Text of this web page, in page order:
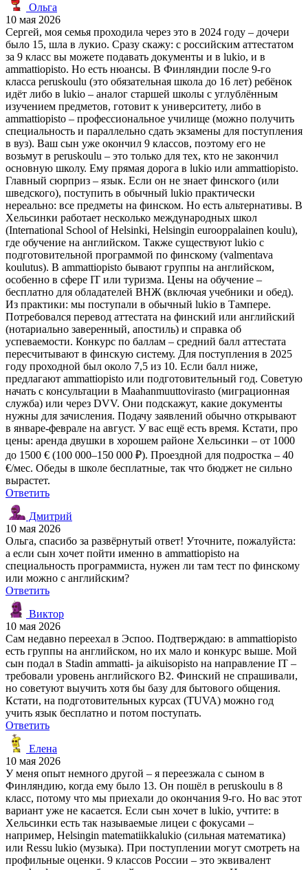
Ольга
10 мая 2026
Сергей, моя семья проходила через это в 2024 году – дочери
было 15, шла в лукио. Сразу скажу: с российским аттестатом
за 9 класс вы можете подавать документы и в lukio, и в
ammattiopisto. Но есть нюансы. В Финляндии после 9-го
класса peruskoulu (это обязательная школа до 16 лет) ребёнок
идёт либо в lukio – аналог старшей школы с углублённым
изучением предметов, готовит к университету, либо в
ammattiopisto – профессиональное училище (можно получить
специальность и параллельно сдать экзамены для поступления
в вуз). Ваш сын уже окончил 9 классов, поэтому его не
возьмут в peruskoulu – это только для тех, кто не закончил
основную школу. Ему прямая дорога в lukio или ammattiopisto.
Главный сюрприз – язык. Если он не знает финского (или
шведского), поступить в обычный lukio практически
нереально: все предметы на финском. Но есть альтернативы. В
Хельсинки работает несколько международных школ
(International School of Helsinki, Helsingin eurooppalainen koulu),
где обучение на английском. Также существуют lukio с
подготовительной программой по финскому (valmentava
koulutus). В ammattiopisto бывают группы на английском,
особенно в сфере IT или туризма. Цены на обучение –
бесплатно для обладателей ВНЖ (включая учебники и обед).
Из практики: мы поступали в обычный lukio в Тампере.
Потребовался перевод аттестата на финский или английский
(нотариально заверенный, апостиль) и справка об
успеваемости. Конкурс по баллам – средний балл аттестата
пересчитывают в финскую систему. Для поступления в 2025
году проходной был около 7,5 из 10. Если балл ниже,
предлагают ammattiopisto или подготовительный год. Советую
начать с консультации в Maahanmuuttovirasto (миграционная
служба) или через DVV. Они подскажут, какие документы
нужны для зачисления. Подачу заявлений обычно открывают
в январе-феврале на август. У вас ещё есть время. Кстати, про
цены: аренда двушки в хорошем районе Хельсинки – от 1000
до 1500 € (100 000–150 000 ₽). Проездной для подростка – 40
€/мес. Обеды в школе бесплатные, так что бюджет не сильно
вырастет.
Ответить
Дмитрий
10 мая 2026
Ольга, спасибо за развёрнутый ответ! Уточните, пожалуйста:
а если сын хочет пойти именно в ammattiopisto на
специальность программиста, нужен ли там тест по финскому
или можно с английским?
Ответить
Виктор
10 мая 2026
Сам недавно переехал в Эспоо. Подтверждаю: в ammattiopisto
есть группы на английском, но их мало и конкурс выше. Мой
сын подал в Stadin ammatti- ja aikuisopisto на направление IT –
требовали уровень английского B2. Финский не спрашивали,
но советуют выучить хотя бы базу для бытового общения.
Кстати, на подготовительных курсах (TUVA) можно год
учить язык бесплатно и потом поступать.
Ответить
Елена
10 мая 2026
У меня опыт немного другой – я переезжала с сыном в
Финляндию, когда ему было 13. Он пошёл в peruskoulu в 8
класс, потому что мы приехали до окончания 9-го. Но вас этот
вариант уже не касается. Если сын хочет в lukio, учтите: в
Хельсинки есть так называемые лицеи с фокусами –
например, Helsingin matematiikkalukio (сильная математика)
или Ressu lukio (музыка). При поступлении могут смотреть на
профильные оценки. 9 классов России – это эквивалент